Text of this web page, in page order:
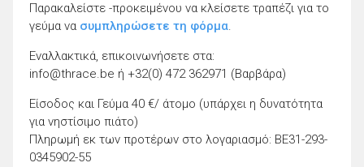
Παρακαλείστε -προκειμένου να κλείσετε τραπέζι για το
γεύμα να συμπληρώσετε τη φόρμα.
Εναλλακτικά, επικοινωνήσετε στα:
info@thrace.be ή +32(0) 472 362971 (Βαρβάρα)
Είσοδος και Γεύμα 40 €/ άτομο (υπάρχει η δυνατότητα
για νηστίσιμο πιάτο)
Πληρωμή εκ των προτέρων στο λογαριασμό: BE31-293-
0345902-55